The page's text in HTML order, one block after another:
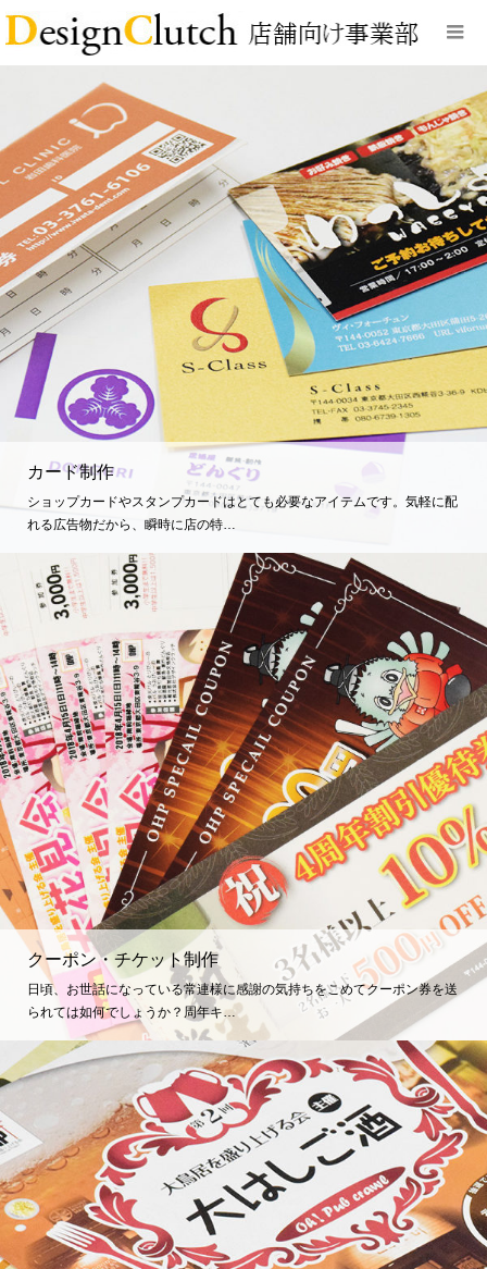
カード制作
ショップカードやスタンプカードはとても必要なアイテムです。気軽に配
れる広告物だから、瞬時に店の特…
クーポン・チケット制作
日頃、お世話になっている常連様に感謝の気持ちをこめてクーポン券を送
られては如何でしょうか？周年キ…